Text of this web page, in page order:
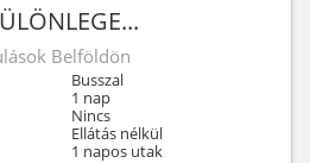
Belföldön
Busszal
1 nap
Nincs
Ellátás nélkül
1 napos utak